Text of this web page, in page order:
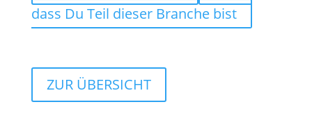
dass Du Teil dieser Branche bist
ZUR ÜBERSICHT